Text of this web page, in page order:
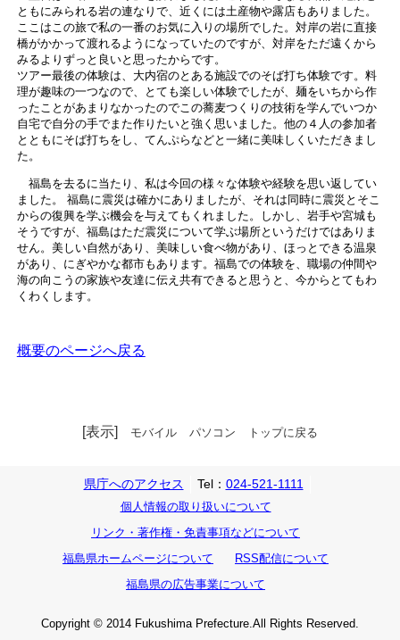
ともにみられる岩の連なりで、近くには土産物や露店もありました。
ここはこの旅で私の一番のお気に入りの場所でした。対岸の岩に直接
橋がかかって渡れるようになっていたのですが、対岸をただ遠くから
みるよりずっと良いと思ったからです。
ツアー最後の体験は、大内宿のとある施設でのそば打ち体験です。料
理が趣味の一つなので、とても楽しい体験でしたが、麺をいちから作
ったことがあまりなかったのでこの蕎麦つくりの技術を学んでいつか
自宅で自分の手でまた作りたいと強く思いました。他の４人の参加者
とともにそば打ちをし、てんぷらなどと一緒に美味しくいただきまし
た。
福島を去るに当たり、私は今回の様々な体験や経験を思い返してい
ました。 福島に震災は確かにありましたが、それは同時に震災とそこ
からの復興を学ぶ機会を与えてもくれました。しかし、岩手や宮城も
そうですが、福島はただ震災について学ぶ場所というだけではありま
せん。美しい自然があり、美味しい食べ物があり、ほっとできる温泉
があり、にぎやかな都市もあります。福島での体験を、職場の仲間や
海の向こうの家族や友達に伝え共有できると思うと、今からとてもわ
くわくします。
概要のページへ戻る
[表示] モバイル パソコン トップに戻る
県庁へのアクセス Tel： 024-521-1111
個人情報の取り扱いについて
リンク・著作権・免責事項などについて
福島県ホームページについて
RSS配信について
福島県の広告事業について
Copyright © 2014 Fukushima Prefecture.All Rights Reserved.